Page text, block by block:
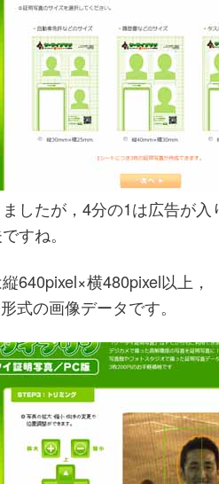
したが，4分の1は広告が入
すね。
640pixel×横480pixel以上，
式の画像データです。